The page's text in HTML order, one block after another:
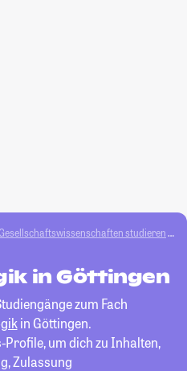
studieren
in Göttingen
zum Fach
in Göttingen.
um dich zu Inhalten,
Zulassung